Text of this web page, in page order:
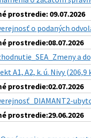
prostredie: 09.07.2026
o podaných
prostredie:08.07.2026
a
A1, A2, k. ú. Nivy (206,9
prostredie:02.07.2026
prostredie:29.06.2026